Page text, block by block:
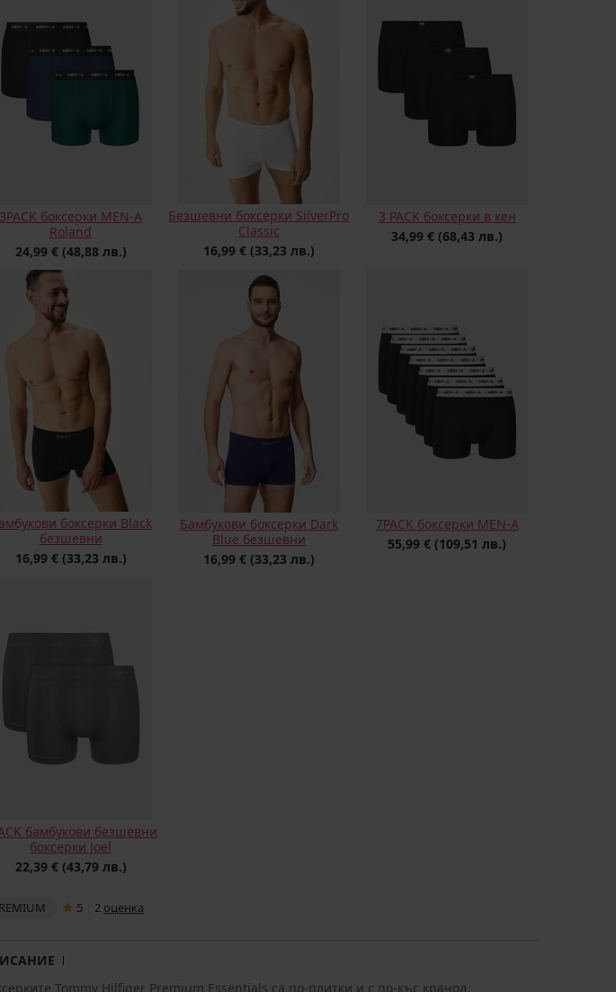
3PACK боксерки MEN-A
Roland
24,99 € (48,88 лв.)
Безшевни боксерки SilverPro
Classic
16,99 € (33,23 лв.)
3 PACK боксерки в кен
34,99 € (68,43 лв.)
боксерки Black
безшевни
16,99 € (33,23 лв.)
Бамбукови боксерки Dark
Blue безшевни
16,99 € (33,23 лв.)
7PACK боксерки MEN-A
55,99 € (109,51 лв.)
бамбукови безшевни
боксерки Joel
22,39 € (43,79 лв.)
5 2 oценка
Tommy Hilfiger Premium Essentials са по-плитки и с по-къс крачол.